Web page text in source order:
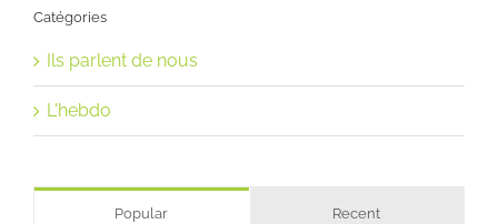
Catégories
Ils parlent de nous
L'hebdo
Popular Recent